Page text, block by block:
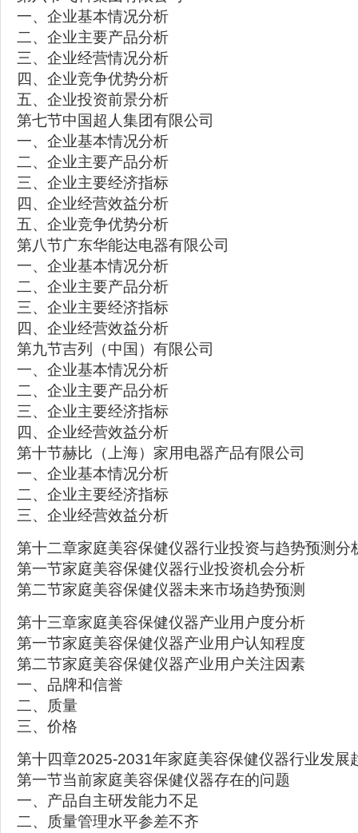
一、企业基本情况分析
二、企业主要产品分析
三、企业经营情况分析
四、企业竞争优势分析
五、企业投资前景分析
第七节中国超人集团有限公司
一、企业基本情况分析
二、企业主要产品分析
三、企业主要经济指标
四、企业经营效益分析
五、企业竞争优势分析
第八节广东华能达电器有限公司
一、企业基本情况分析
二、企业主要产品分析
三、企业主要经济指标
四、企业经营效益分析
第九节吉列（中国）有限公司
一、企业基本情况分析
二、企业主要产品分析
三、企业主要经济指标
四、企业经营效益分析
第十节赫比（上海）家用电器产品有限公司
一、企业基本情况分析
二、企业主要经济指标
三、企业经营效益分析
第十二章家庭美容保健仪器行业投资与趋势预测分
第一节家庭美容保健仪器行业投资机会分析
第二节家庭美容保健仪器未来市场趋势预测
第十三章家庭美容保健仪器产业用户度分析
第一节家庭美容保健仪器产业用户认知程度
第二节家庭美容保健仪器产业用户关注因素
一、品牌和信誉
二、质量
三、价格
第十四章2025-2031年家庭美容保健仪器行业发展
第一节当前家庭美容保健仪器存在的问题
一、产品自主研发能力不足
二、质量管理水平参差不齐